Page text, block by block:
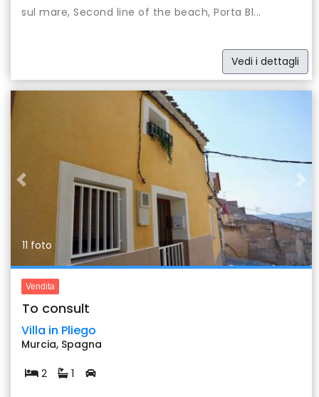
sul mare, Second line of the beach, Porta Bl...
Vedi i dettagli
Previous
11 foto
Vendita
To consult
Villa in Pliego
Murcia, Spagna
2 1